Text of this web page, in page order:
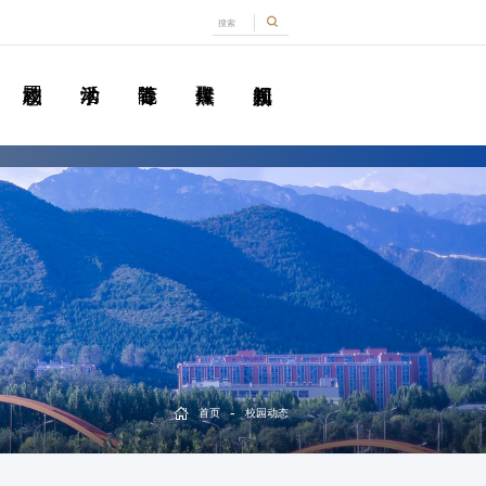
首页 - 校园动态